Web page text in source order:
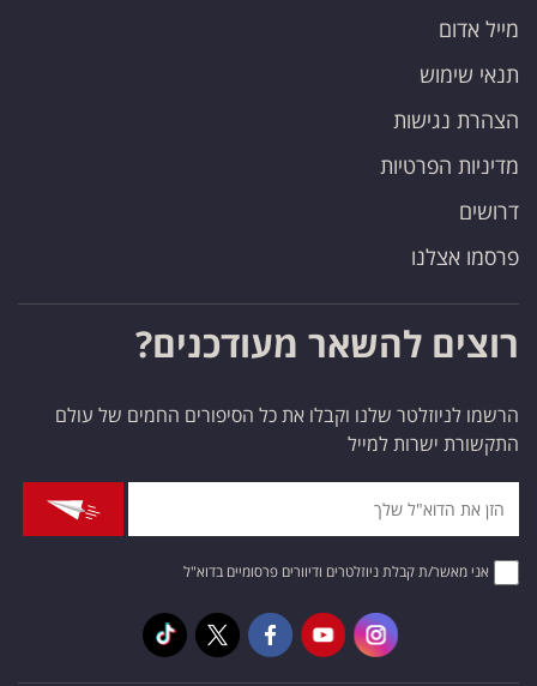
מייל אדום
תנאי שימוש
הצהרת נגישות
מדיניות הפרטיות
דרושים
פרסמו אצלנו
רוצים להשאר מעודכנים?
הרשמו לניוזלטר שלנו וקבלו את כל הסיפורים החמים של עולם
התקשורת ישרות למייל
אני מאשר/ת קבלת ניוזלטרים ודיוורים פרסומיים בדוא"ל